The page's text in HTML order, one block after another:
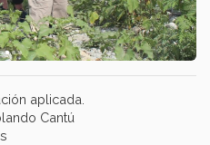
aplicada.
Cantú